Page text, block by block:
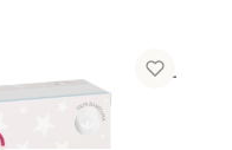
wiśni (gwiazdki) –